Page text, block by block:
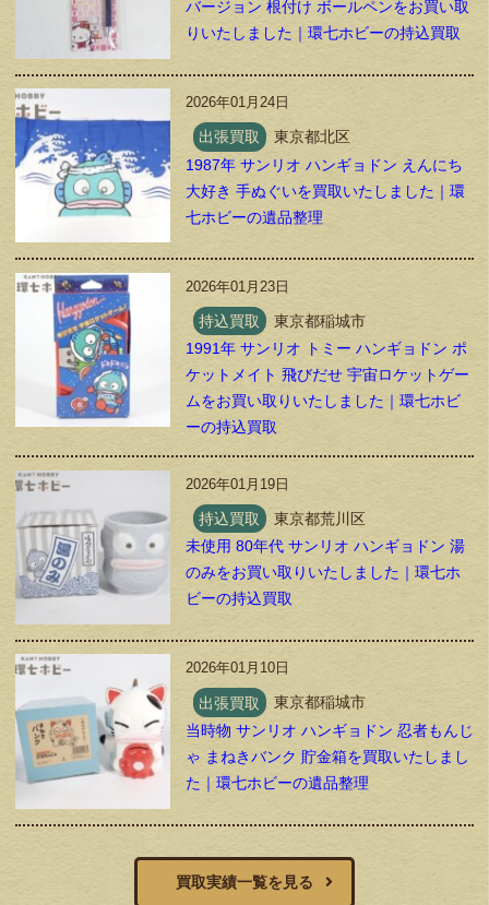
バージョン 根付け ボールペンをお買い取
りいたしました｜環七ホビーの持込買取
2026年01月24日
出張買取
東京都北区
1987年 サンリオ ハンギョドン えんにち
大好き 手ぬぐいを買取いたしました｜環
七ホビーの遺品整理
2026年01月23日
持込買取
東京都稲城市
1991年 サンリオ トミー ハンギョドン ポ
ケットメイト 飛びだせ 宇宙ロケットゲー
ムをお買い取りいたしました｜環七ホビ
ーの持込買取
2026年01月19日
持込買取
東京都荒川区
未使用 80年代 サンリオ ハンギョドン 湯
のみをお買い取りいたしました｜環七ホ
ビーの持込買取
2026年01月10日
出張買取
東京都稲城市
当時物 サンリオ ハンギョドン 忍者もんじ
ゃ まねきバンク 貯金箱を買取いたしまし
た｜環七ホビーの遺品整理
買取実績一覧を見る